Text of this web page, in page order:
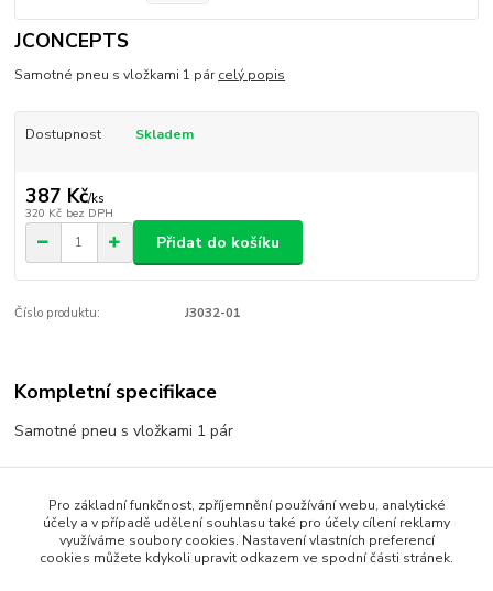
JCONCEPTS
Samotné pneu s vložkami 1 párcelý popis
Dostupnost Skladem
387 Kč/ks
320 Kč bez DPH
Přidat do košíku
Číslo produktu: J3032-01
Kompletní specifikace
Samotné pneu s vložkami 1 pár
Zboží zařazeno v kategoriích
Pro základní funkčnost, zpříjemnění používání webu, analytické
účely a v případě udělení souhlasu také pro účely cílení reklamy
využíváme soubory cookies. Nastavení vlastních preferencí
cookies můžete kdykoli upravit odkazem ve spodní části stránek.